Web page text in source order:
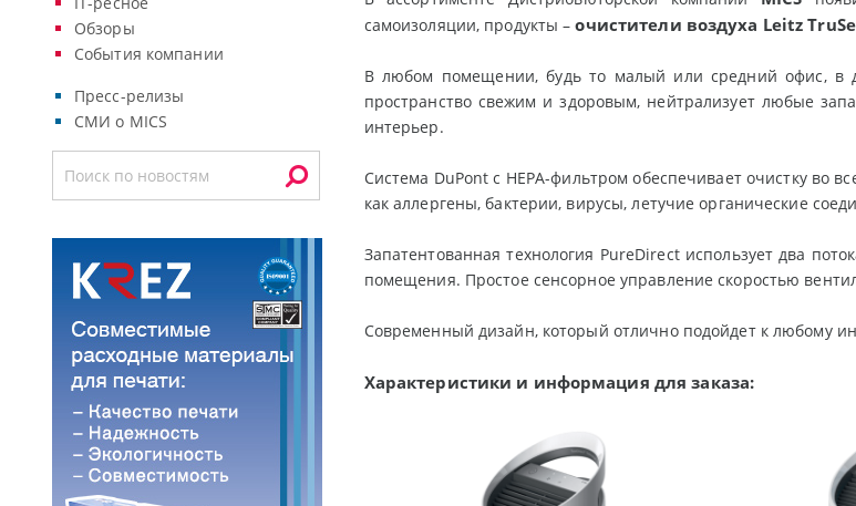
Обзоры
События компании
Пресс-релизы
СМИ о MICS
самоизоляции, продукты –очистители воздуха Leitz
В любом помещении, будь то малый или средний офис, в
пространство свежим и здоровым, нейтрализует любые
интерьер.
Система DuPont с HEPA-фильтром обеспечивает очистку во
как аллергены, бактерии, вирусы, летучие органические
Запатентованная технология PureDirect использует два
помещения. Простое сенсорное управление скоростью
Современный дизайн, который отлично подойдет к любому
Характеристики и информация для заказа: